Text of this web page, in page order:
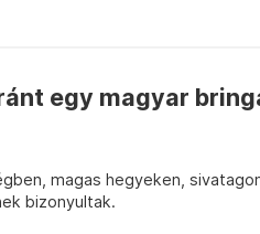
egy magyar
magas hegyeken,
bizonyultak.